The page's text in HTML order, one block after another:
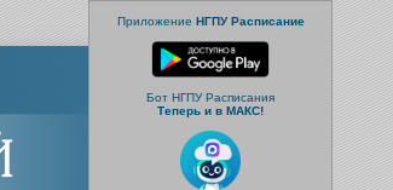
Приложение НГПУ Расписание
Бот НГПУ Расписания
Теперь и в МАКС!